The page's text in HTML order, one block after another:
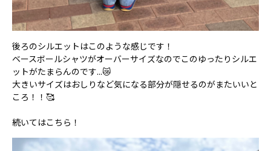
後ろのシルエットはこのような感じです！
ベースボールシャツがオーバーサイズなのでこのゆったりシルエ
ットがたまらんのです...😿
大きいサイズはおしりなど気になる部分が隠せるのがまたいいと
ころ！！🥰
続いてはこちら！